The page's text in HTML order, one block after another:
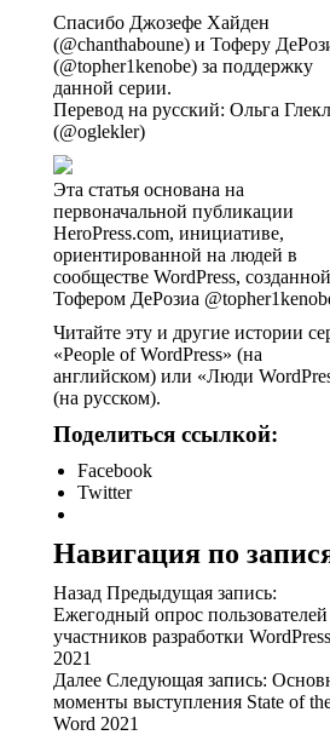
Спасибо Джозефе Хайден
(@chanthaboune) и Тоферу
(@topher1kenobe) за поддержку
данной серии.
Перевод на русский: Ольга
(@oglekler)
Эта статья основана на
первоначальной публикации
HeroPress.com, инициативе,
ориентированной на людей в
сообществе WordPress, созданной
Тофером ДеРозиа
Читайте эту и другие истории
«People of WordPress» (на
английском) или «Люди
(на русском).
Поделиться ссылкой:
Facebook
Twitter
Навигация по
Назад Предыдущая запись:
Ежегодный опрос
участников разработки WordPress
2021
Далее Следующая запись:
моменты выступления State of
Word 2021